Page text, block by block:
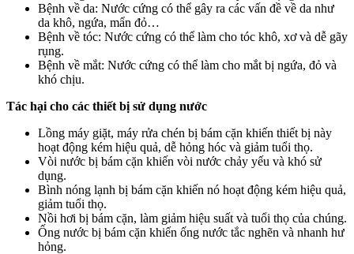
Bệnh về da: Nước cứng có thể gây ra các vấn đề về da như
da khô, ngứa, mẩn đỏ…
Bệnh về tóc: Nước cứng có thể làm cho tóc khô, xơ và dễ gãy
rụng.
Bệnh về mắt: Nước cứng có thể làm cho mắt bị ngứa, đỏ và
khó chịu.
Tác hại cho các thiết bị sử dụng nước
Lồng máy giặt, máy rửa chén bị bám cặn khiến thiết bị này
hoạt động kém hiệu quả, dễ hỏng hóc và giảm tuổi thọ.
Vòi nước bị bám cặn khiến vòi nước chảy yếu và khó sử
dụng.
Bình nóng lạnh bị bám cặn khiến nó hoạt động kém hiệu quả,
giảm tuổi thọ.
Nồi hơi bị bám cặn, làm giảm hiệu suất và tuổi thọ của chúng.
Ống nước bị bám cặn khiến ống nước tắc nghẽn và nhanh hư
hỏng.